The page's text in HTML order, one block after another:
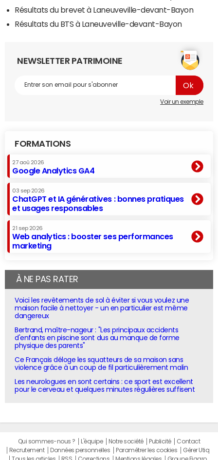
Résultats du brevet à Laneuveville-devant-Bayon
Résultats du BTS à Laneuveville-devant-Bayon
NEWSLETTER PATRIMOINE
Voir un exemple
FORMATIONS
27 aoû 2026
Google Analytics GA4
03 sep 2026
ChatGPT et IA génératives : bonnes pratiques
et usages responsables
21 sep 2026
Web analytics : booster ses performances
marketing
À NE PAS RATER
Voici les revêtements de sol à éviter si vous voulez une
maison facile à nettoyer - un en particulier est même
dangereux
Bertrand, maître-nageur : "Les principaux accidents
d'enfants en piscine sont dus au manque de forme
physique des parents"
Ce Français déloge les squatteurs de sa maison sans
violence grâce à un coup de fil particulièrement malin
Les neurologues en sont certains : ce sport est excellent
pour le cerveau et quelques minutes régulières suffisent
Qui sommes-nous ? L'équipe Notre société Publicité
Contact
Recrutement
Données personnelles Paramétrer les cookies
Gérer Utiq